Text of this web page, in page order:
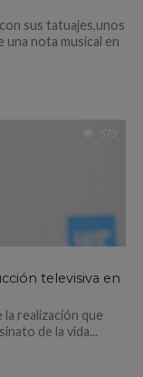
sus tatuajes,unos
nota musical en
579
televisiva en
la realización que
de la vida...